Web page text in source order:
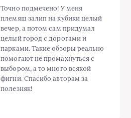
Точно подмечено! У меня
племяш залип на кубики целый
вечер, а потом сам придумал
целый город с дорогами и
парками. Такие обзоры реально
помогают не промахнуться с
выбором, а то много всякой
фигни. Спасибо авторам за
полезняк!